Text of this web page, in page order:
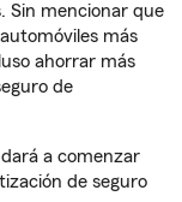
Sin mencionar que
más
ahorrar más
de
a comenzar
de seguro